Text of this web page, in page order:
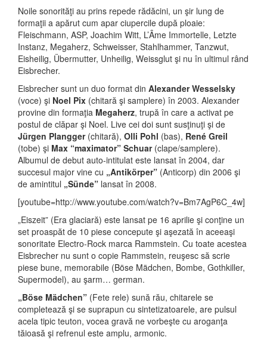
Noile sonorităţi au prins repede rădăcini, un şir lung de
formaţii a apărut cum apar ciupercile după ploaie:
Fleischmann, ASP, Joachim Witt, L’Âme Immortelle, Letzte
Instanz, Megaherz, Schweisser, Stahlhammer, Tanzwut,
Eisheilig, Übermutter, Unheilig, Weissglut şi nu în ultimul rând
Eisbrecher.
Eisbrecher sunt un duo format din Alexander Wesselsky
(voce) şi Noel Pix (chitară şi samplere) în 2003. Alexander
provine din formaţia Megaherz, trupă în care a activat pe
postul de clăpar şi Noel. Live cei doi sunt susţinuţi şi de
Jürgen Plangger(chitară), Olli Pohl (bas), René Greil
(tobe) şi Max “maximator” Schuar(clape/samplere).
Albumul de debut auto-intitulat este lansat în 2004, dar
succesul major vine cu „Antikörper” (Anticorp) din 2006 şi
de amintitul „Sünde” lansat în 2008.
[youtube=http://www.youtube.com/watch?v=Bm7AgP6C_4w]
„Eiszeit” (Era glaciară) este lansat pe 16 aprilie şi conţine un
set proaspăt de 10 piese concepute şi aşezată în aceeaşi
sonoritate Electro-Rock marca Rammstein. Cu toate acestea
Eisbrecher nu sunt o copie Rammstein, reuşesc să scrie
piese bune, memorabile (Böse Mädchen, Bombe, Gothkiller,
Supermodel), au şarm… german.
„Böse Mädchen” (Fete rele) sună rău, chitarele se
completează şi se suprapun cu sintetizatoarele, are pulsul
acela tipic teuton, vocea gravă ne vorbeşte cu aroganţa
tăioasă şi refrenul este amplu, armonic.